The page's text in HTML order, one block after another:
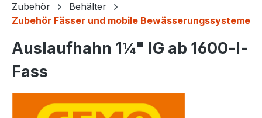
Zubehör
Behälter
Zubehör Fässer und mobile Bewässerungssysteme
Auslaufhahn 1¼" IG ab 1600-l-
Fass